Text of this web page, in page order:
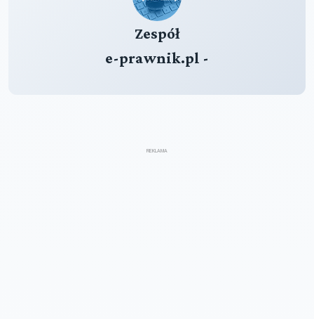
Zespół
e-prawnik.pl -
REKLAMA